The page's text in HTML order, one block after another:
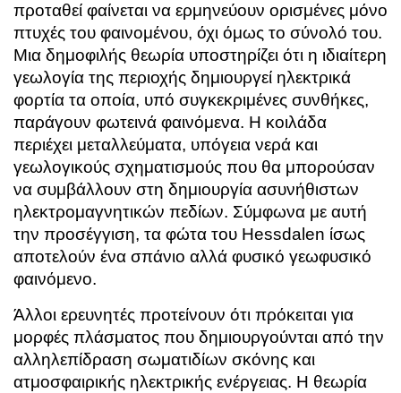
προταθεί φαίνεται να ερμηνεύουν ορισμένες μόνο
πτυχές του φαινομένου, όχι όμως το σύνολό του.
Μια δημοφιλής θεωρία υποστηρίζει ότι η ιδιαίτερη
γεωλογία της περιοχής δημιουργεί ηλεκτρικά
φορτία τα οποία, υπό συγκεκριμένες συνθήκες,
παράγουν φωτεινά φαινόμενα. Η κοιλάδα
περιέχει μεταλλεύματα, υπόγεια νερά και
γεωλογικούς σχηματισμούς που θα μπορούσαν
να συμβάλλουν στη δημιουργία ασυνήθιστων
ηλεκτρομαγνητικών πεδίων. Σύμφωνα με αυτή
την προσέγγιση, τα φώτα του Hessdalen ίσως
αποτελούν ένα σπάνιο αλλά φυσικό γεωφυσικό
φαινόμενο.
Άλλοι ερευνητές προτείνουν ότι πρόκειται για
μορφές πλάσματος που δημιουργούνται από την
αλληλεπίδραση σωματιδίων σκόνης και
ατμοσφαιρικής ηλεκτρικής ενέργειας. Η θεωρία